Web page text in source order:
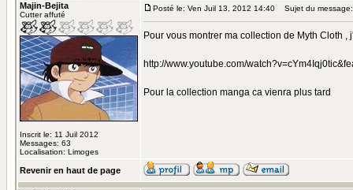
Majin-Bejita
Cutter affuté
Inscrit le: 11 Juil 2012
Messages: 63
Localisation: Limoges
Posté le: Ven Juil 13, 2012 14:40 Sujet du
Pour vous montrer ma collection de Myth Cloth ,
http://www.youtube.com/
Pour la collection manga ca vienra plus tard
Revenir en haut de page